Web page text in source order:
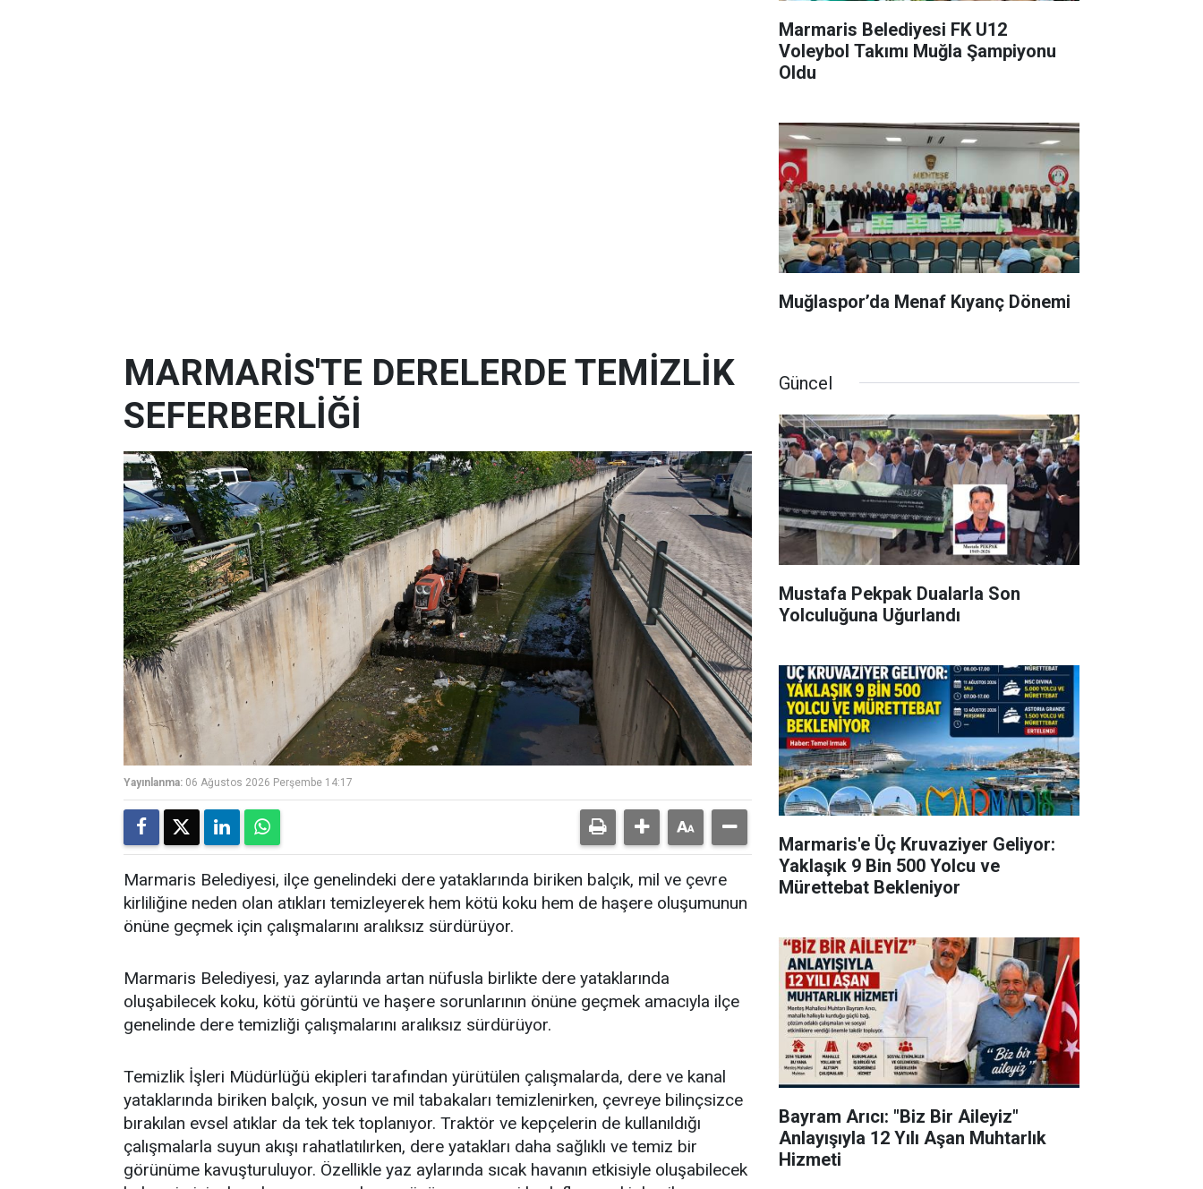
Marmaris Belediyesi FK U12
Voleybol Takımı Muğla Şampiyonu
Oldu
Muğlaspor’da Menaf Kıyanç Dönemi
MARMARİS'TE DERELERDE TEMİZLİK
SEFERBERLİĞİ
Yayınlanma: 06 Ağustos 2026 Perşembe 14:17
Marmaris Belediyesi, ilçe genelindeki dere yataklarında biriken balçık, mil ve çevre
kirliliğine neden olan atıkları temizleyerek hem kötü koku hem de haşere oluşumunun
önüne geçmek için çalışmalarını aralıksız sürdürüyor.
Marmaris Belediyesi, yaz aylarında artan nüfusla birlikte dere yataklarında
oluşabilecek koku, kötü görüntü ve haşere sorunlarının önüne geçmek amacıyla ilçe
genelinde dere temizliği çalışmalarını aralıksız sürdürüyor.
Temizlik İşleri Müdürlüğü ekipleri tarafından yürütülen çalışmalarda, dere ve kanal
yataklarında biriken balçık, yosun ve mil tabakaları temizlenirken, çevreye bilinçsizce
bırakılan evsel atıklar da tek tek toplanıyor. Traktör ve kepçelerin de kullanıldığı
çalışmalarla suyun akışı rahatlatılırken, dere yatakları daha sağlıklı ve temiz bir
görünüme kavuşturuluyor. Özellikle yaz aylarında sıcak havanın etkisiyle oluşabilecek
Güncel
Mustafa Pekpak Dualarla Son
Yolculuğuna Uğurlandı
Marmaris'e Üç Kruvaziyer Geliyor:
Yaklaşık 9 Bin 500 Yolcu ve
Mürettebat Bekleniyor
Bayram Arıcı: "Biz Bir Aileyiz"
Anlayışıyla 12 Yılı Aşan Muhtarlık
Hizmeti